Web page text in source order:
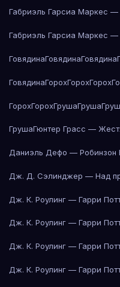
Габриэль Гарсиа Маркес —
Габриэль Гарсиа Маркес —
ГовядинаГовядинаГовядина
ГовядинаГорохГорохГорох
ГорохГорохГрушаГруша
ГрушаГюнтер Грасс —
Даниэль Дефо — Робинзон
Дж. Д. Сэлинджер — Над
Дж. К. Роулинг — Гарри
Дж. К. Роулинг — Гарри
Дж. К. Роулинг — Гарри
Дж. К. Роулинг — Гарри